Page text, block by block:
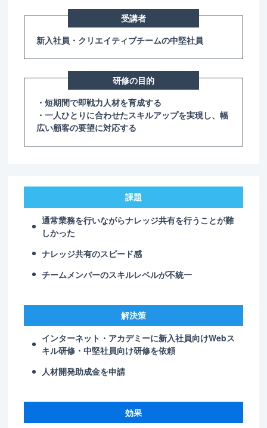
受講者
新入社員・クリエイティブチームの中堅社員
研修の目的
・短期間で即戦力人材を育成する
・一人ひとりに合わせたスキルアップを実現し、幅
広い顧客の要望に対応する
課題
通常業務を行いながらナレッジ共有を行うことが難
しかった
ナレッジ共有のスピード感
チームメンバーのスキルレベルが不統一
解決策
インターネット・アカデミーに新入社員向けWebス
キル研修・中堅社員向け研修を依頼
人材開発助成金を申請
効果